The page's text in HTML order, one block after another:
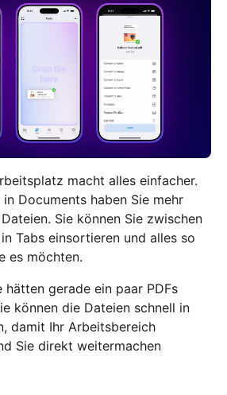
macht alles einfacher.
Documents haben Sie mehr
Sie können Sie zwischen
Tabs einsortieren und alles so
es möchten.
hätten gerade ein paar PDFs
können die Dateien schnell in
damit Ihr Arbeitsbereich
Sie direkt weitermachen